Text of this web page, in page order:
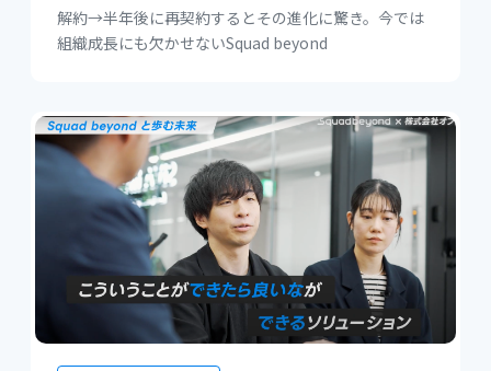
解約→半年後に再契約するとその進化に驚き。今では
組織成長にも欠かせないSquad beyond